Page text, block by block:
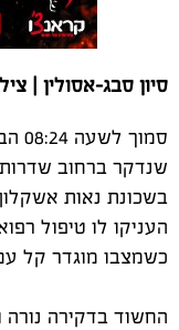
סיון סבג-אסולין |
שנדקר ברחוב שדרות
בשכונת נאות
העניקו לו טיפול
כשמצבו מוגדר קל
החשוד בדקירה נורה